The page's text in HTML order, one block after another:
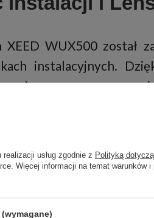
XEED WUX500 został
instalacyjnych.
oraz
usług zgodnie z Polityką
Więcej informacji na temat warunków